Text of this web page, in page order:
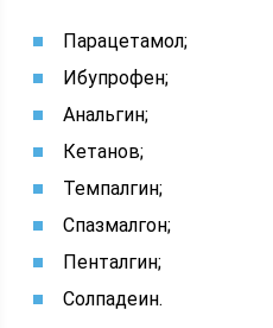
Парацетамол;
Ибупрофен;
Анальгин;
Кетанов;
Темпалгин;
Спазмалгон;
Пенталгин;
Солпадеин.